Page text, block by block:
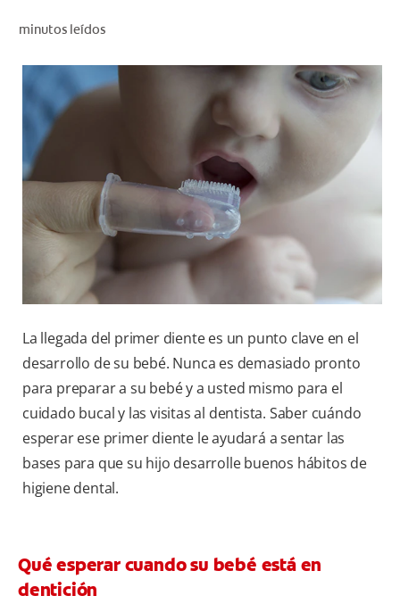
PROMOCIONES
PA (ES)
SUSCRÍBASE
minutos leídos
La llegada del primer diente es un punto clave en el
desarrollo de su bebé. Nunca es demasiado pronto
para preparar a su bebé y a usted mismo para el
cuidado bucal y las visitas al dentista. Saber cuándo
esperar ese primer diente le ayudará a sentar las
bases para que su hijo desarrolle buenos hábitos de
higiene dental.
Qué esperar cuando su bebé está en
dentición